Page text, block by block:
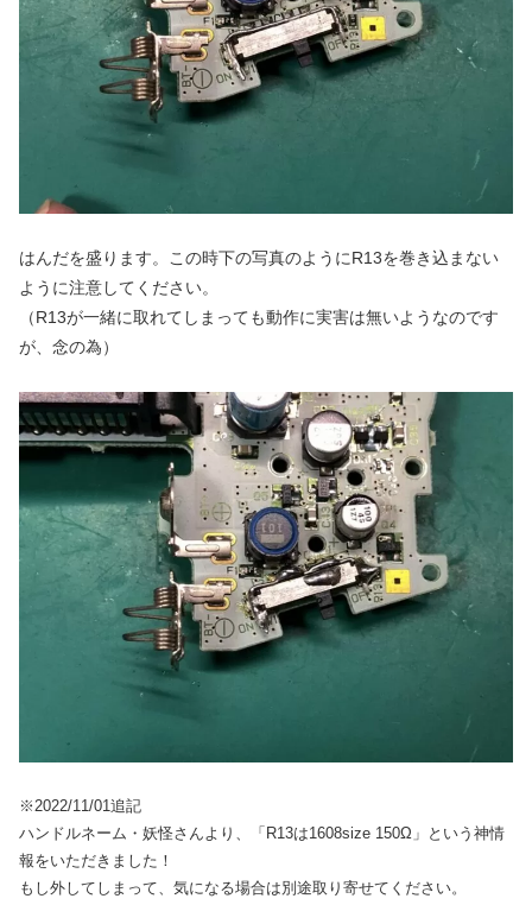
はんだを盛ります。この時下の写真のようにR13を巻き込まない
ように注意してください。
（R13が一緒に取れてしまっても動作に実害は無いようなのです
が、念の為）
※2022/11/01追記
ハンドルネーム・妖怪さんより、「R13は1608size 150Ω」という神情
報をいただきました！
もし外してしまって、気になる場合は別途取り寄せてください。